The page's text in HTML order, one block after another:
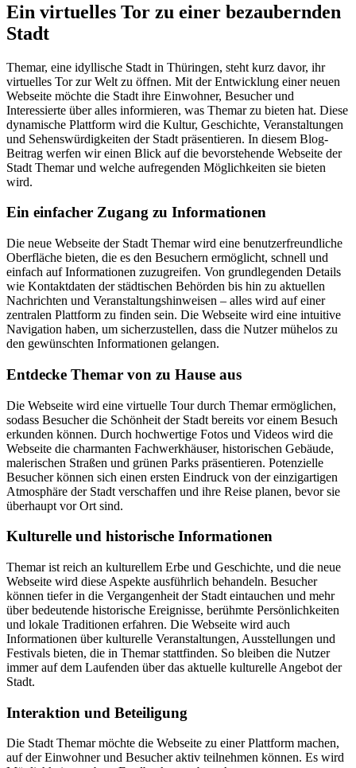
Ein virtuelles Tor zu einer bezaubernden
Stadt
Themar, eine idyllische Stadt in Thüringen, steht kurz davor, ihr
virtuelles Tor zur Welt zu öffnen. Mit der Entwicklung einer neuen
Webseite möchte die Stadt ihre Einwohner, Besucher und
Interessierte über alles informieren, was Themar zu bieten hat. Diese
dynamische Plattform wird die Kultur, Geschichte, Veranstaltungen
und Sehenswürdigkeiten der Stadt präsentieren. In diesem Blog-
Beitrag werfen wir einen Blick auf die bevorstehende Webseite der
Stadt Themar und welche aufregenden Möglichkeiten sie bieten
wird.
Ein einfacher Zugang zu Informationen
Die neue Webseite der Stadt Themar wird eine benutzerfreundliche
Oberfläche bieten, die es den Besuchern ermöglicht, schnell und
einfach auf Informationen zuzugreifen. Von grundlegenden Details
wie Kontaktdaten der städtischen Behörden bis hin zu aktuellen
Nachrichten und Veranstaltungshinweisen – alles wird auf einer
zentralen Plattform zu finden sein. Die Webseite wird eine intuitive
Navigation haben, um sicherzustellen, dass die Nutzer mühelos zu
den gewünschten Informationen gelangen.
Entdecke Themar von zu Hause aus
Die Webseite wird eine virtuelle Tour durch Themar ermöglichen,
sodass Besucher die Schönheit der Stadt bereits vor einem Besuch
erkunden können. Durch hochwertige Fotos und Videos wird die
Webseite die charmanten Fachwerkhäuser, historischen Gebäude,
malerischen Straßen und grünen Parks präsentieren. Potenzielle
Besucher können sich einen ersten Eindruck von der einzigartigen
Atmosphäre der Stadt verschaffen und ihre Reise planen, bevor sie
überhaupt vor Ort sind.
Kulturelle und historische Informationen
Themar ist reich an kulturellem Erbe und Geschichte, und die neue
Webseite wird diese Aspekte ausführlich behandeln. Besucher
können tiefer in die Vergangenheit der Stadt eintauchen und mehr
über bedeutende historische Ereignisse, berühmte Persönlichkeiten
und lokale Traditionen erfahren. Die Webseite wird auch
Informationen über kulturelle Veranstaltungen, Ausstellungen und
Festivals bieten, die in Themar stattfinden. So bleiben die Nutzer
immer auf dem Laufenden über das aktuelle kulturelle Angebot der
Stadt.
Interaktion und Beteiligung
Die Stadt Themar möchte die Webseite zu einer Plattform machen,
auf der Einwohner und Besucher aktiv teilnehmen können. Es wird